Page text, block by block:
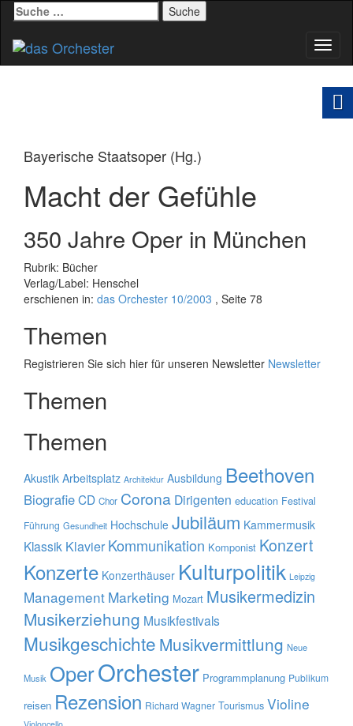
Suche
nach:
Bayerische Staatsoper (Hg.)
Macht der Gefühle
350 Jahre Oper in München
Rubrik: Bücher
Verlag/Label: Henschel
erschienen in: das Orchester 10/2003 , Seite 78
Themen
Registrieren Sie sich hier für unseren Newsletter Newsletter
Themen
Themen
Akustik Arbeitsplatz Architektur Ausbildung Beethoven
BiografieCD Chor Corona Dirigenten education Festival
Führung Gesundheit Hochschule Jubiläum Kammermusik
Klassik Klavier Kommunikation Komponist Konzert
Konzerte Konzerthäuser Kulturpolitik Leipzig
Management Marketing Mozart Musikermedizin
Musikerziehung Musikfestivals
Musikgeschichte Musikvermittlung Neue
Musik OperOrchester Programmplanung Publikum
reisen Rezension Richard Wagner Tourismus Violine